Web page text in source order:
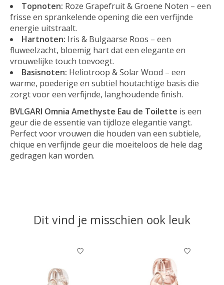
Topnoten: Roze Grapefruit & Groene Noten – een
frisse en sprankelende opening die een verfijnde
energie uitstraalt.
Hartnoten: Iris & Bulgaarse Roos – een
fluweelzacht, bloemig hart dat een elegante en
vrouwelijke touch toevoegt.
Basisnoten: Heliotroop & Solar Wood – een
warme, poederige en subtiel houtachtige basis die
zorgt voor een verfijnde, langhoudende finish.
BVLGARI Omnia Amethyste Eau de Toilette is een
geur die de essentie van tijdloze elegantie vangt.
Perfect voor vrouwen die houden van een subtiele,
chique en verfijnde geur die moeiteloos de hele dag
gedragen kan worden.
Dit vind je misschien ook leuk
Items van productcarrousel